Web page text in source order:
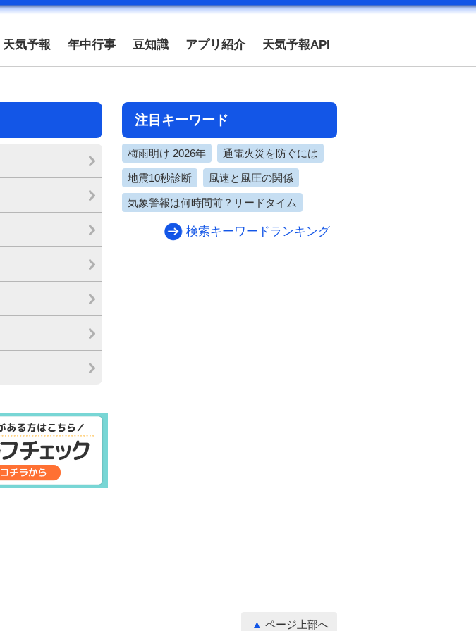
天気予報 年中行事 豆知識 アプリ紹介 天気予報API
注目キーワード
梅雨明け 2026年 通電火災を防ぐには
地震10秒診断 風速と風圧の関係
気象警報は何時間前？リードタイム
検索キーワードランキング
ページ上部へ